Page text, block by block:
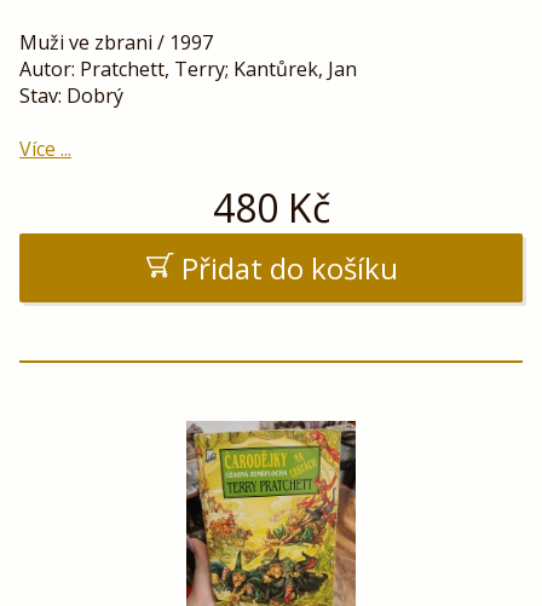
Muži ve zbrani / 1997
Autor: Pratchett, Terry; Kantůrek, Jan
Stav: Dobrý
Více ...
480 Kč
Přidat do košíku